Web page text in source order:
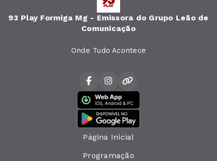
93 Play Formiga Mg - Emissora do Grupo Leão de
Comunicação
Onde Tudo Acontece
Página Inicial
Programação